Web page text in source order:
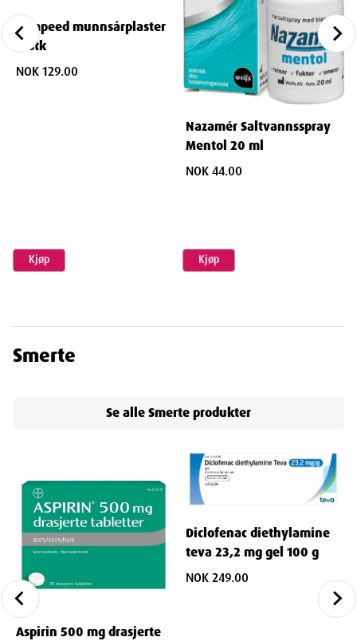
Compeed munnsårplaster
15stk
NOK 129.00
Kjøp
Nazamér Saltvannsspray
Mentol 20 ml
NOK 44.00
Kjøp
Smerte
Se alleSmerteprodukter
Aspirin 500 mg drasjerte
Diclofenac diethylamine
teva 23,2 mg gel 100 g
NOK 249.00